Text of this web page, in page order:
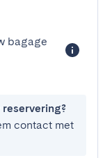
bagage
contact met